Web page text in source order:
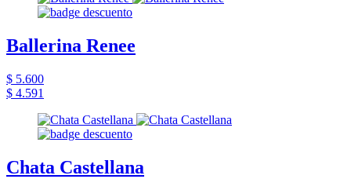
Ballerina Renee
$ 5.600
$ 4.591
Chata Castellana